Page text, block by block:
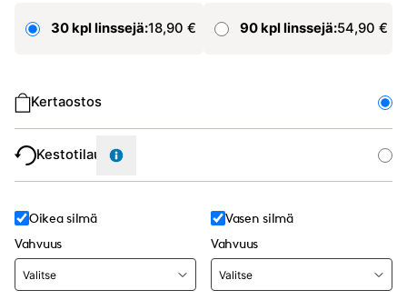
30 kpl linssejä:18,90 € 90 kpl linssejä:54,90 €
Kertaostos
Kestotilaus
Oikea silmä
Vahvuus
Vasen silmä
Vahvuus